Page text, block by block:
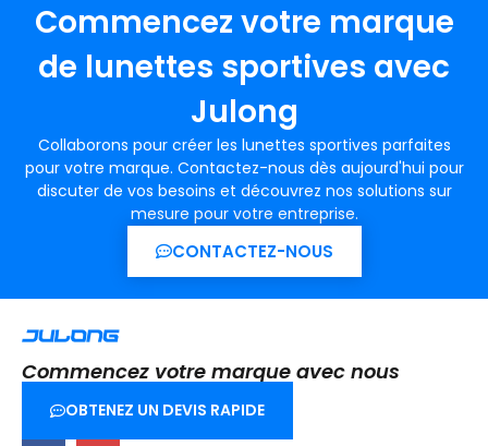
Commencez votre marque
de lunettes sportives avec
Julong
Collaborons pour créer les lunettes sportives parfaites
pour votre marque. Contactez-nous dès aujourd'hui pour
discuter de vos besoins et découvrez nos solutions sur
mesure pour votre entreprise.
CONTACTEZ-NOUS
Commencez votre marque avec nous
OBTENEZ UN DEVIS RAPIDE